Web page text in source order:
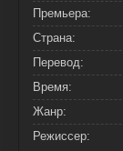
Премьера:
Страна:
Перевод:
Время:
Жанр:
Режиссер: